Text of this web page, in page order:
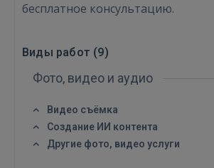
ВОЙТИ
бесплатное консультацию.
Виды работ (9)
Фото, видео и аудио
Видео съёмка
Создание ИИ контента
Другие фото, видео услуги